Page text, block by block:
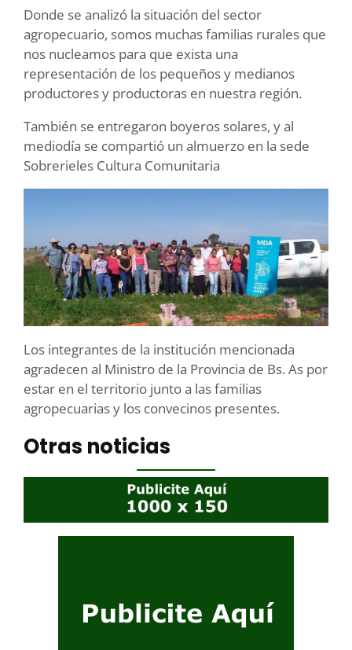
Donde se analizó la situación del sector
agropecuario, somos muchas familias rurales que
nos nucleamos para que exista una
representación de los pequeños y medianos
productores y productoras en nuestra región.
También se entregaron boyeros solares, y al
mediodía se compartió un almuerzo en la sede
Sobrerieles Cultura Comunitaria
Los integrantes de la institución mencionada
agradecen al Ministro de la Provincia de Bs. As por
estar en el territorio junto a las familias
agropecuarias y los convecinos presentes.
Otras noticias